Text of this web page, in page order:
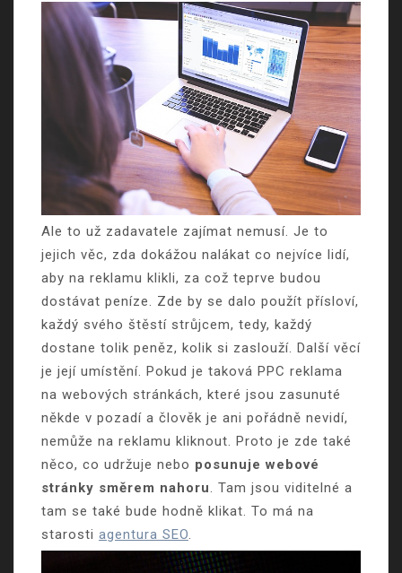
Ale to už zadavatele zajímat nemusí. Je to
jejich věc, zda dokážou nalákat co nejvíce lidí,
aby na reklamu klikli, za což teprve budou
dostávat peníze. Zde by se dalo použít přísloví,
každý svého štěstí strůjcem, tedy, každý
dostane tolik peněz, kolik si zaslouží. Další věcí
je její umístění. Pokud je taková PPC reklama
na webových stránkách, které jsou zasunuté
někde v pozadí a člověk je ani pořádně nevidí,
nemůže na reklamu kliknout. Proto je zde také
něco, co udržuje nebo posunuje webové
stránky směrem nahoru
. Tam jsou viditelné a
tam se také bude hodně klikat. To má na
starosti agentura SEO